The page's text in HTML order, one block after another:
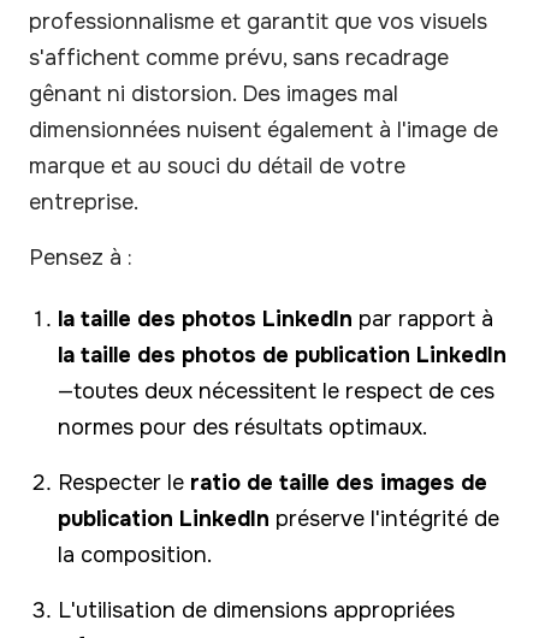
professionnalisme et garantit que vos visuels
s'affichent comme prévu, sans recadrage
gênant ni distorsion. Des images mal
dimensionnées nuisent également à l'image de
marque et au souci du détail de votre
entreprise.
Pensez à :
la taille des photos LinkedIn par rapport à
la taille des photos de publication LinkedIn
—toutes deux nécessitent le respect de ces
normes pour des résultats optimaux.
Respecter le ratio de taille des images de
publication LinkedIn préserve l'intégrité de
la composition.
L'utilisation de dimensions appropriées